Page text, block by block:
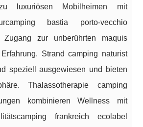
luxuriösen Mobilheimen mit
bastia porto-vecchio
Zugang zur unberührten maquis
Strand camping naturist
speziell ausgewiesen und bieten
Thalassotherapie camping
kombinieren Wellness mit
frankreich ecolabel